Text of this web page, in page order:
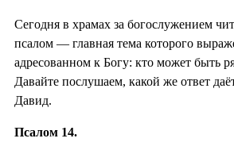
Сегодня в храмах за богослужением
псалом — главная тема которого
адресованном к Богу: кто может быть
Давайте послушаем, какой же ответ
Давид.
Псалом 14.